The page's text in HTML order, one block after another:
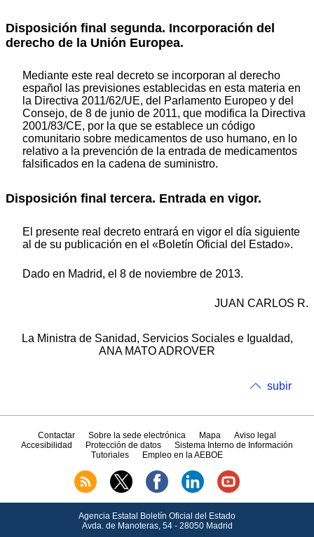
Disposición final segunda. Incorporación del
derecho de la Unión Europea.
Mediante este real decreto se incorporan al derecho
español las previsiones establecidas en esta materia en
la Directiva 2011/62/UE, del Parlamento Europeo y del
Consejo, de 8 de junio de 2011, que modifica la Directiva
2001/83/CE, por la que se establece un código
comunitario sobre medicamentos de uso humano, en lo
relativo a la prevención de la entrada de medicamentos
falsificados en la cadena de suministro.
Disposición final tercera. Entrada en vigor.
El presente real decreto entrará en vigor el día siguiente
al de su publicación en el «Boletín Oficial del Estado».
Dado en Madrid, el 8 de noviembre de 2013.
JUAN CARLOS R.
La Ministra de Sanidad, Servicios Sociales e Igualdad,
ANA MATO ADROVER
subir
Contactar Sobre la sede electrónica Mapa
Aviso legal
Accesibilidad
Protección de datos
Sistema Interno de Información
Tutoriales
Empleo en la AEBOE
Agencia Estatal Boletín Oficial del Estado
Avda.de Manoteras, 54 - 28050 Madrid